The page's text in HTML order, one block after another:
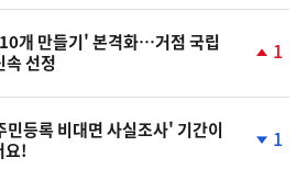
일
개 만들기' 본격화…거점 국립
속 선정
상
1
등록 비대면 사실조사' 기간이
요!
1